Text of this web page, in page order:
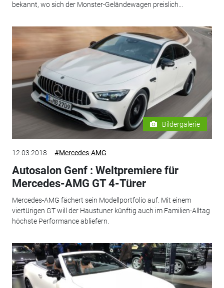
bekannt, wo sich der Monster-Geländewagen preislich...
Bildergalerie
12.03.2018 #Mercedes-AMG
Autosalon Genf : Weltpremiere für
Mercedes-AMG GT 4-Türer
Mercedes-AMG fächert sein Modellportfolio auf. Mit einem
viertürigen GT will der Haustuner künftig auch im Familien-Alltag
höchste Performance abliefern.